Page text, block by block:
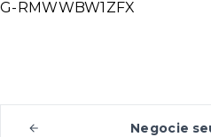
G-RMWWBW1ZFX
Negocie